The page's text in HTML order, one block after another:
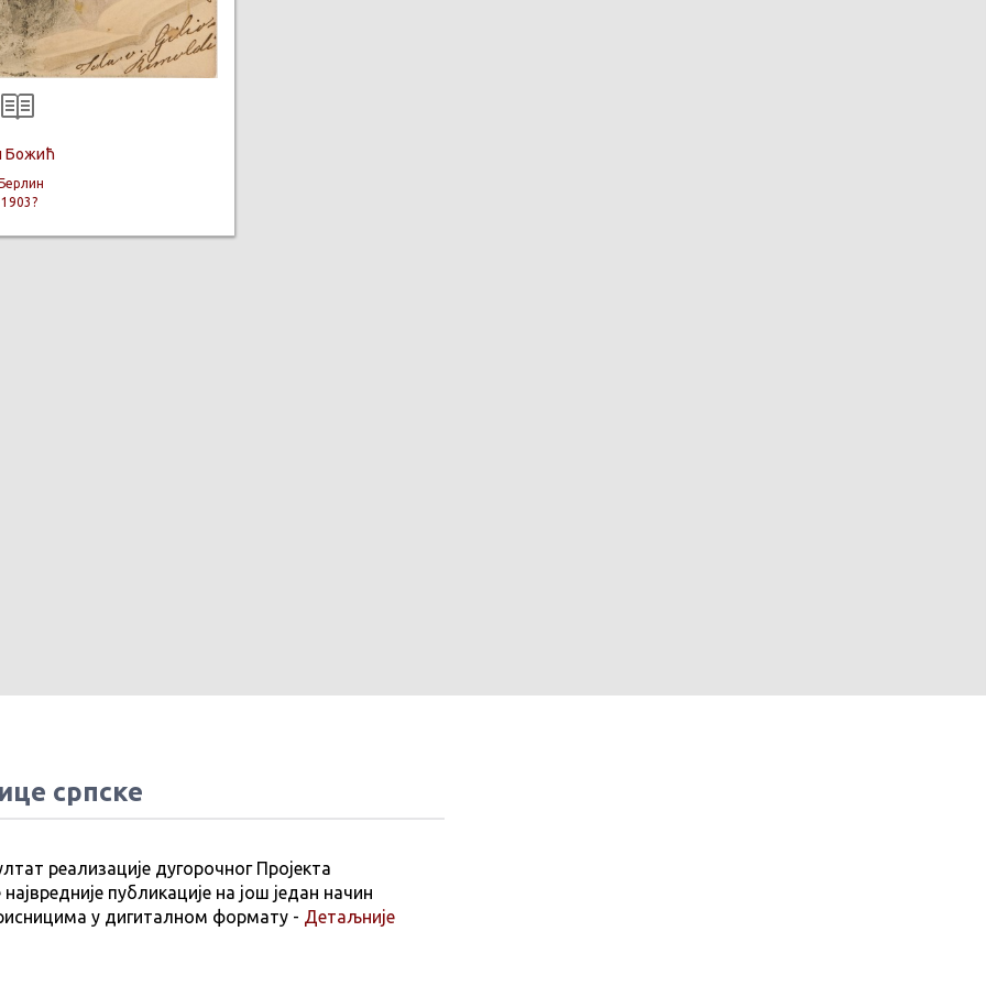
Божић
1903?
српске
реализације дугорочног Пројекта
публикације на још један начин
у дигиталном формату - Детаљније